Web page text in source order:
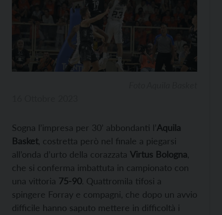
Sogna l’impresa per 30’ abbondanti l’Aquila
Basket, costretta però nel finale a piegarsi
all’onda d’urto della corazzata Virtus Bologna
che si conferma imbattuta in campionato con
una vittoria 75-90. Quattromila tifosi a
spingere Forray e compagni, che dopo un avvio
difficile hanno saputo mettere in difficoltà i